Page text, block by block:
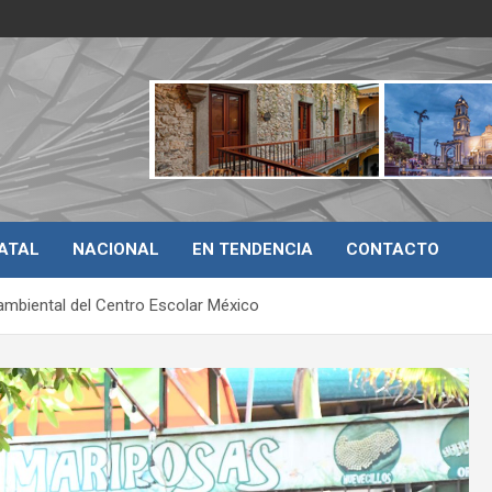
NACIONAL EN TENDENCIA CONTACTO
del Centro Escolar México